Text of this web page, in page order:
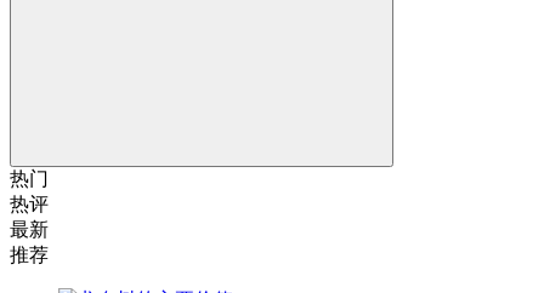
热门
热评
最新
推荐